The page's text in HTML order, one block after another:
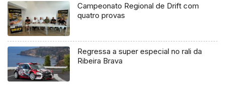
Campeonato Regional de Drift com
quatro provas
Regressa a super especial no rali da
Ribeira Brava